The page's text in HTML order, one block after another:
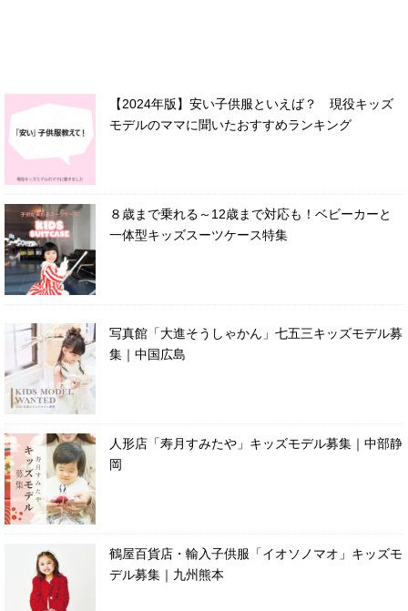
【2024年版】安い子供服といえば？ 現役キッズ
モデルのママに聞いたおすすめランキング
８歳まで乗れる～12歳まで対応も！ベビーカーと
一体型キッズスーツケース特集
写真館「大進そうしゃかん」七五三キッズモデル募
集｜中国広島
人形店「寿月すみたや」キッズモデル募集｜中部静
岡
鶴屋百貨店・輸入子供服「イオソノマオ」キッズモ
デル募集｜九州熊本